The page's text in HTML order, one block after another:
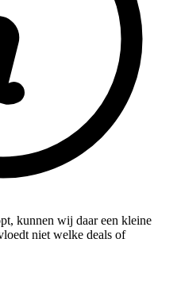
kunnen wij daar een kleine
niet welke deals of